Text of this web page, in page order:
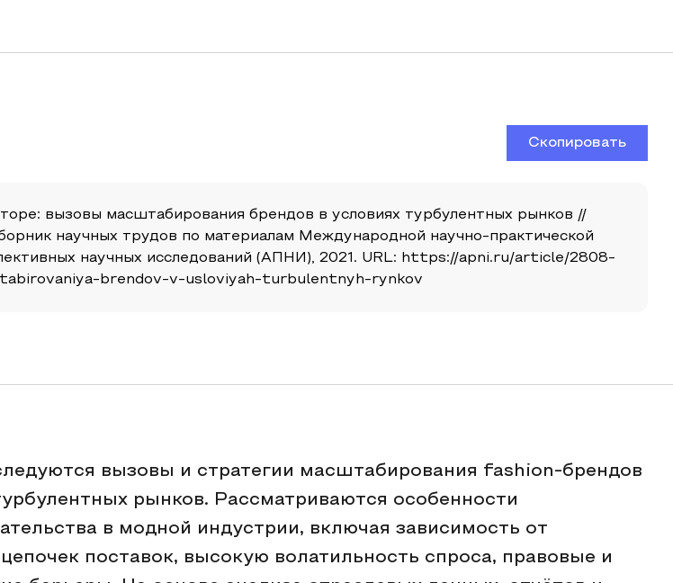
Скопировать
вызовы масштабирования брендов в условиях турбулентных рынков //
научных трудов по материалам Международной научно-практической
научных исследований (АПНИ), 2021. URL: https://apni.ru/article/2808-
brendov-v-usloviyah-turbulentnyh-rynkov
вызовы и стратегии масштабирования fashion-брендов
рынков. Рассматриваются особенности
в модной индустрии, включая зависимость от
поставок, высокую волатильность спроса, правовые и